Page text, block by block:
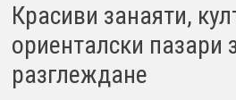
Красиви занаяти,
ориенталски пазари
разглеждане